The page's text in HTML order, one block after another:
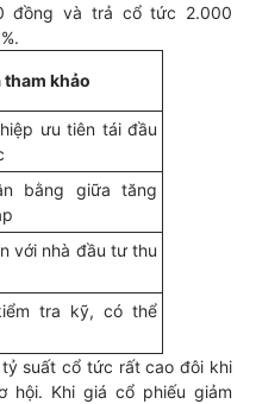
đồng và trả cổ tức 2.000
khảo
ưu tiên tái đầu
bằng giữa tăng
với nhà đầu tư thu
tra kỹ, có thể
suất cổ tức rất cao đôi khi
hội. Khi giá cổ phiếu giảm